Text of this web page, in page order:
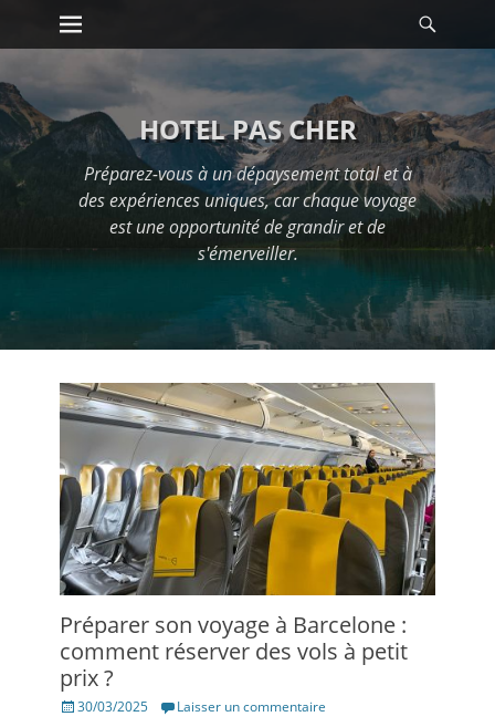
Passer
au
Premier menu
HOTEL PAS CHER
Préparez-vous à un dépaysement total et à
des expériences uniques, car chaque voyage
est une opportunité de grandir et de
s'émerveiller.
Préparer son voyage à Barcelone :
comment réserver des vols à petit
prix ?
Posté30/03/2025 Laisser un commentaire